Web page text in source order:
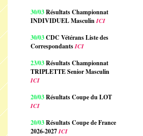
30/03Résultats Championnat
INDIVIDUEL MasculinICI
30/03CDC Vétérans Liste des
CorrespondantsICI
23/03Résultats Championnat
TRIPLETTE Senior Masculin
ICI
20/03Résultats Coupe du LOT
ICI
20/03Résultats Coupe de France
2026-2027ICI